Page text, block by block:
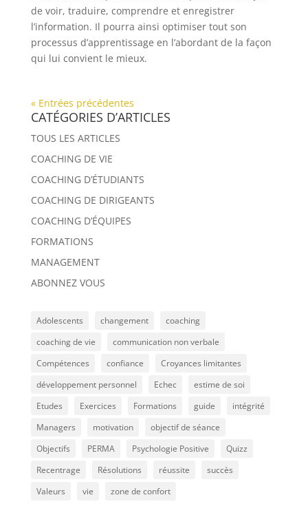
de voir, traduire, comprendre et enregistrer
l’information. Il pourra ainsi optimiser tout son
processus d’apprentissage en l’abordant de la façon
qui lui convient le mieux.
« Entrées précédentes
CATÉGORIES D’ARTICLES
TOUS LES ARTICLES
COACHING DE VIE
COACHING D’ÉTUDIANTS
COACHING DE DIRIGEANTS
COACHING D’ÉQUIPES
FORMATIONS
MANAGEMENT
ABONNEZ VOUS
Adolescents changement
coaching
coaching de vie
communication non verbale
Compétences
confiance
Croyances limitantes
développement personnel
Echec
estime de soi
Etudes
Exercices Formations guide
intégrité
Managers
motivation
objectif de séance
Objectifs
PERMA Psychologie Positive
Quizz
Recentrage
Résolutions réussite
succès
Valeurs
vie zone de confort